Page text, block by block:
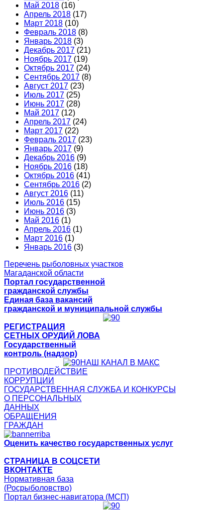
Май 2018 (16)
Апрель 2018 (17)
Март 2018 (10)
Февраль 2018 (8)
Январь 2018 (3)
Декабрь 2017 (21)
Ноябрь 2017 (19)
Октябрь 2017 (24)
Сентябрь 2017 (8)
Август 2017 (23)
Июль 2017 (25)
Июнь 2017 (28)
Май 2017 (12)
Апрель 2017 (24)
Март 2017 (22)
Февраль 2017 (23)
Январь 2017 (9)
Декабрь 2016 (9)
Ноябрь 2016 (18)
Октябрь 2016 (41)
Сентябрь 2016 (2)
Август 2016 (11)
Июль 2016 (15)
Июнь 2016 (3)
Май 2016 (1)
Апрель 2016 (1)
Март 2016 (1)
Январь 2016 (3)
Перечень рыболовных участков
Магаданской области
Портал государственной
гражданской службы
Единая база вакансий
гражданской и муниципальной службы
РЕГИСТРАЦИЯ
СЕТНЫХ ОРУДИЙ ЛОВА
Государственный
контроль (надзор)
НАШ КАНАЛ В МАКС
ПРОТИВОДЕЙСТВИЕ
КОРРУПЦИИ
ГОСУДАРСТВЕННАЯ СЛУЖБА И КОНКУРСЫ
О ПЕРСОНАЛЬНЫХ
ДАННЫХ
ОБРАЩЕНИЯ
ГРАЖДАН
Оценить качество государственных услуг
СТРАНИЦА В СОЦСЕТИ
ВКОНТАКТЕ
Нормативная база
(Росрыболовство)
Портал бизнес-навигатора (МСП)